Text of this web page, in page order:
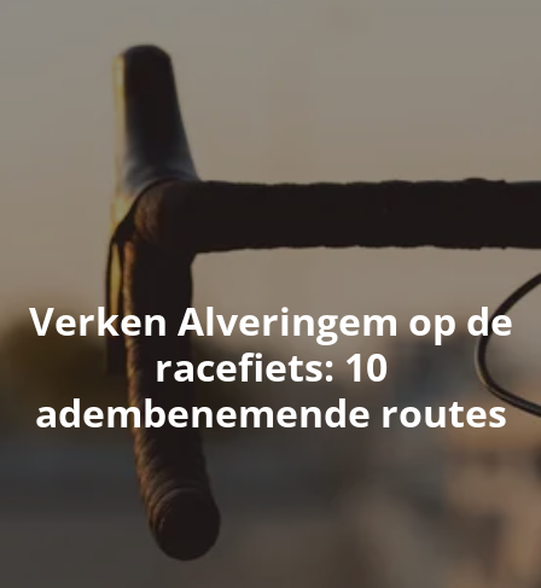
Verken Alveringem op de
racefiets: 10
adembenemende routes